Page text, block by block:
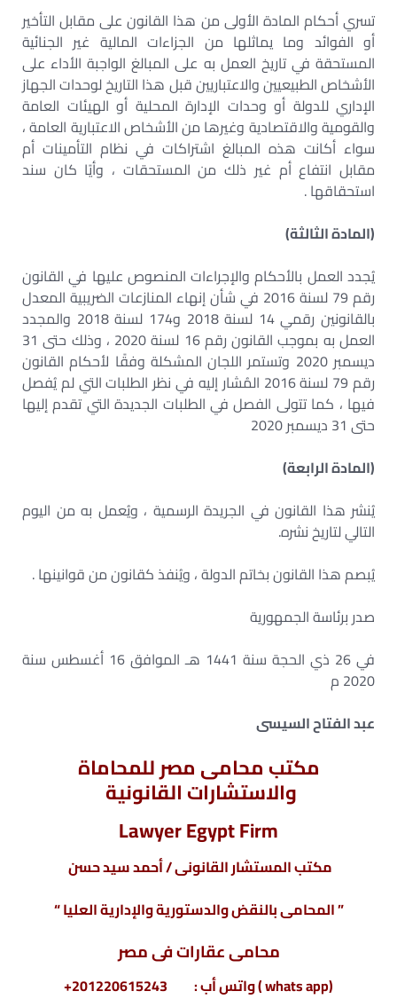
تسري أحكام المادة الأولى من هذا القانون على مقابل التأخير
أو الفوائد وما يماثلها من الجزاءات المالية غير الجنائية
المستحقة في تاريخ العمل به على المبالغ الواجبة الأداء على
الأشخاص الطبيعيين والاعتباريين قبل هذا التاريخ لوحدات الجهاز
الإداري للدولة أو وحدات الإدارة المحلية أو الهيئات العامة
والقومية والاقتصادية وغيرها من الأشخاص الاعتبارية العامة ،
سواء أكانت هذه المبالغ اشتراكات في نظام التأمينات أم
مقابل انتفاع أم غير ذلك من المستحقات ، وأيًا كان سند
استحقاقها .
(المادة الثالثة)
يُجدد العمل بالأحكام والإجراءات المنصوص عليها في القانون
رقم 79 لسنة 2016 في شأن إنهاء المنازعات الضريبية المعدل
بالقانونين رقمي 14 لسنة 2018 و174 لسنة 2018 والمجدد
العمل به بموجب القانون رقم 16 لسنة 2020 ، وذلك حتى 31
ديسمبر 2020 وتستمر اللجان المشكلة وفقًا لأحكام القانون
رقم 79 لسنة 2016 المُشار إليه في نظر الطلبات التي لم يُفصل
فيها ، كما تتولى الفصل في الطلبات الجديدة التي تقدم إليها
حتى 31 ديسمبر 2020
(المادة الرابعة)
يُنشر هذا القانون في الجريدة الرسمية ، ويُعمل به من اليوم
التالي لتاريخ نشره.
يُبصم هذا القانون بخاتم الدولة ، ويُنفذ كقانون من قوانينها .
صدر برئاسة الجمهورية
في 26 ذي الحجة سنة 1441 هـ الموافق 16 أغسطس سنة
2020 م
عبد الفتاح السيسى
مكتب محامى مصر للمحاماة
والاستشارات القانونية
Lawyer Egypt Firm
مكتب المستشار القانونى / أحمد سيد حسن
” المحامى بالنقض والدستورية والإدارية العليا “
محامى عقارات فى مصر
(whats app ) واتس أب : 201220615243+